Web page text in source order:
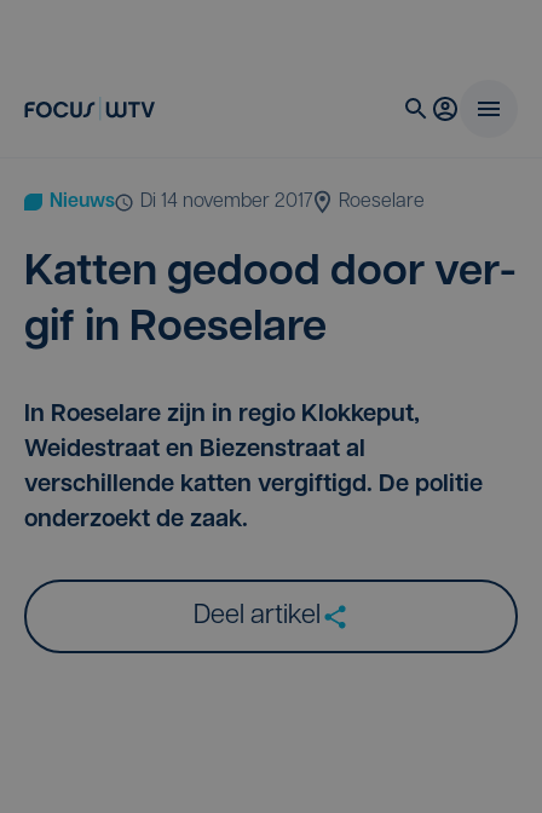
Nieuws di 14 november 2017 Roeselare
Kat­ten gedood door ver­
gif in Roeselare
In Roeselare zijn in regio Klokkeput,
Weidestraat en Biezenstraat al
verschillende katten vergiftigd. De politie
onderzoekt de zaak.
Deel artikel